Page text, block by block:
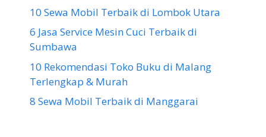
10 Sewa Mobil Terbaik di Lombok Utara
6 Jasa Service Mesin Cuci Terbaik di
Sumbawa
10 Rekomendasi Toko Buku di Malang
Terlengkap & Murah
8 Sewa Mobil Terbaik di Manggarai